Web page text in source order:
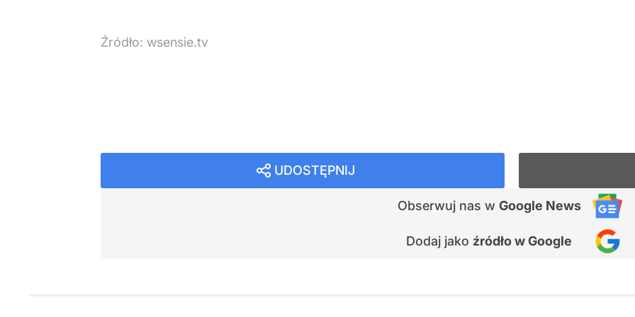
Źródło: wsensie.tv
UDOSTĘPNIJ
Obserwuj nas w Google News
Dodaj jako źródło w Google